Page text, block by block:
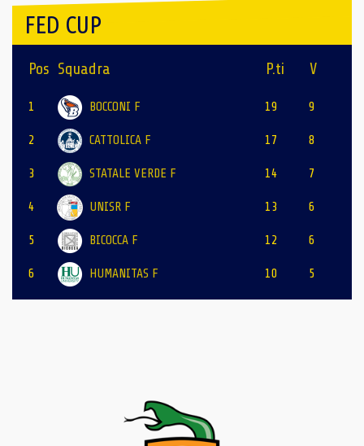
FED CUP
Pos Squadra P.ti V
1 BOCCONI F 19 9
2 CATTOLICA F 17 8
3 STATALE VERDE F 14 7
4 UNISR F 13 6
5 BICOCCA F 12 6
6 HUMANITAS F 10 5